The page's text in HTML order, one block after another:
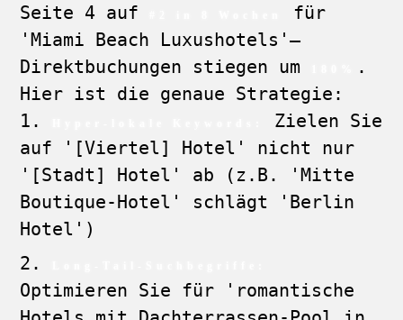
Seite 4 auf
für
'Miami Beach Luxushotels'—
Direktbuchungen stiegen um
.
Hier ist die genaue Strategie:
Zielen Sie
auf '[Viertel] Hotel' nicht nur
'[Stadt] Hotel' ab (z.B. 'Mitte
Boutique-Hotel' schlägt 'Berlin
Hotel')
Optimieren Sie für 'romantische